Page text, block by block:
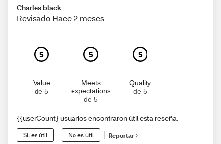
Charles black
Revisado Hace 2 meses
5
Value
de 5
5
Meets
expectations
de 5
5
Quality
de 5
{{userCount} usuarios encontraron útil esta reseña.
Sí, es útil No es útil Reportar